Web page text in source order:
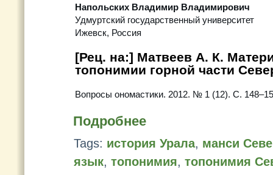
Напольских Владимир Владимирович
Удмуртский государственный университет
Ижевск, Россия
[Рец. на:] Матвеев А. К.
топонимии горной части
Вопросы ономастики. 2012. № 1 (12). С.
Подробнее
Tags: история Урала, манси
язык, топонимия, топонимия